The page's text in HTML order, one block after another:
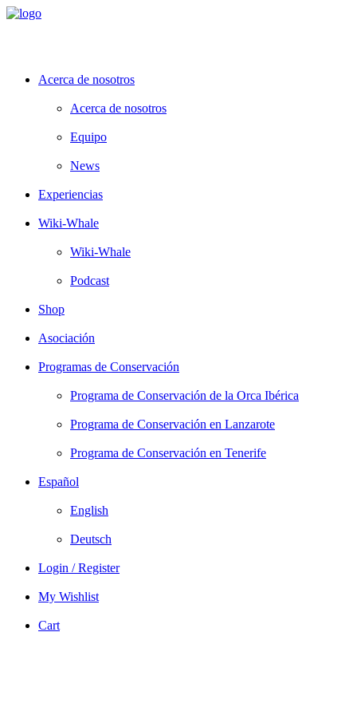
Acerca de nosotros
Acerca de nosotros
Equipo
News
Experiencias
Wiki-Whale
Wiki-Whale
Podcast
Shop
Asociación
Programas de Conservación
Programa de Conservación de la Orca Ibérica
Programa de Conservación en Lanzarote
Programa de Conservación en Tenerife
Español
English
Deutsch
Login / Register
My Wishlist
Cart